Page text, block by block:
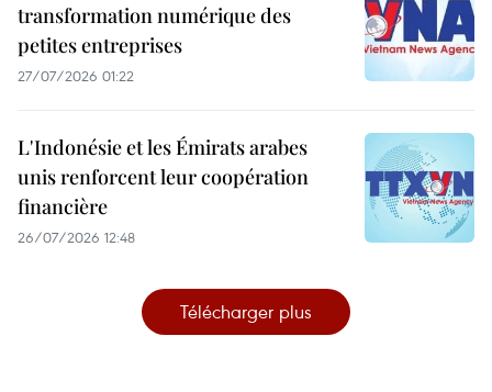
transformation numérique des
petites entreprises
27/07/2026 01:22
L'Indonésie et les Émirats arabes
unis renforcent leur coopération
financière
26/07/2026 12:48
Télécharger plus